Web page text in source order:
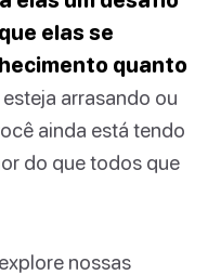
elas se
quanto
arrasando ou
ainda está tendo
do que todos que
nossas